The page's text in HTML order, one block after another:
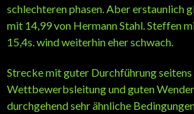
schlechteren phasen. Aber erstaunlich
mit 14,99 von Hermann Stahl. Steffen
15,4s. wind weiterhin eher schwach.
Strecke mit guter Durchführung seitens
Wettbewerbsleitung und guten
durchgehend sehr ähnliche